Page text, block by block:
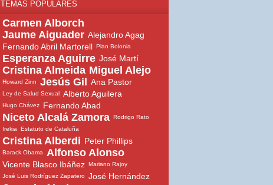
TEMAS POPULARES
Carmen Alborch
Jaume Aiguader Alejandro Agag
Fernando Abril Martorell Plan Bolonia
Esperanza Aguirre José Martí
Cristina Almeida Miguel Alejo
Howard Zinn Jesús Gil Ana Pastor
Ley de Salud Sexual Alberto Aguilera
Hugo Chávez Fernando Abad
Niceto Alcalá Zamora Rodrigo Rato
Irekia
Estatuto de Cataluña
Cristina Alberdi Peter Phillips
Barack Obama Alfonso Alonso
Vicente Blasco Ibáñez Mariano Rajoy
José Luis Rodríguez Zapatero
José Hernández